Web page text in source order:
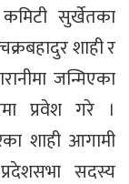
सुर्खेतका
शाही र
जन्मिएका
प्रवेश गरे ।
शाही आगामी
सदस्य